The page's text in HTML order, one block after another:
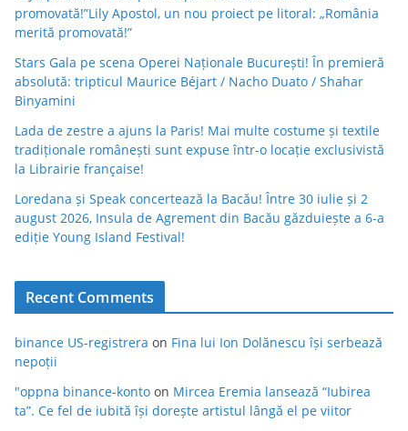
promovată!”Lily Apostol, un nou proiect pe litoral: „România
merită promovată!”
Stars Gala pe scena Operei Naționale București! În premieră
absolută: tripticul Maurice Béjart / Nacho Duato / Shahar
Binyamini
Lada de zestre a ajuns la Paris! Mai multe costume și textile
tradiționale românești sunt expuse într-o locație exclusivistă
la Librairie française!
Loredana și Speak concertează la Bacău! Între 30 iulie și 2
august 2026, Insula de Agrement din Bacău găzduiește a 6-a
ediție Young Island Festival!
Recent Comments
binance US-registrera on Fina lui Ion Dolănescu își serbează
nepoții
"oppna binance-konto on Mircea Eremia lansează “Iubirea
ta”. Ce fel de iubită își dorește artistul lângă el pe viitor